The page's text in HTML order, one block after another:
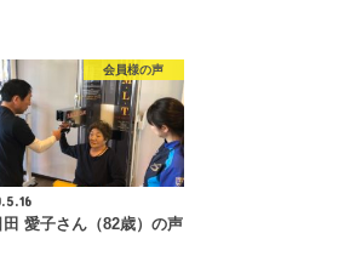
会員様の声
田 愛子さん（82歳）の声